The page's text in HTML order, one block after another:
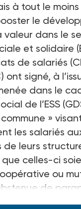
à tout le
le
dans le
et solidaire
de salariés
ont signé, à
dans le
de l’ESS
»
les salariés
de leurs
que celles-ci
ou
de